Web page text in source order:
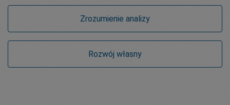
Zrozumienie analizy
Rozwój własny